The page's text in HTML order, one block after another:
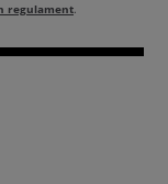
regulament.